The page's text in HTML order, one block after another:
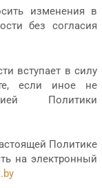
изменения в
без согласия
вступает в силу
если иное не
Политики
Политике
на электронный